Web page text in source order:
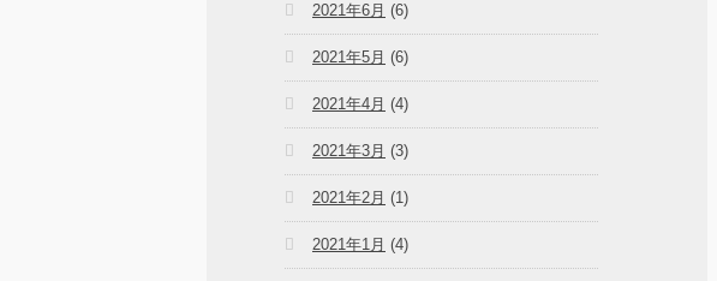
2021年6月 (6)
2021年5月 (6)
2021年4月 (4)
2021年3月 (3)
2021年2月 (1)
2021年1月 (4)